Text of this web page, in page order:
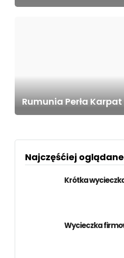
Rumunia Perła Karpat
Najczęśćiej
Krótka
Wycieczka